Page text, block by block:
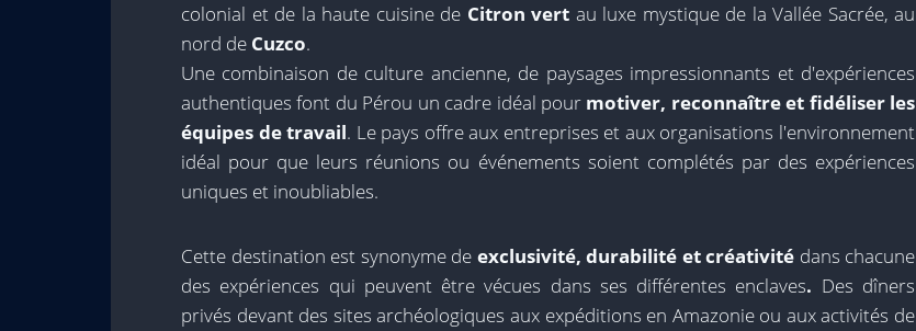
colonial et de la haute cuisine de Citron vert au luxe mystique de la Vallée Sacrée, au
nord de Cuzco.
Une combinaison de culture ancienne, de paysages impressionnants et d'expériences
authentiques font du Pérou un cadre idéal pour motiver, reconnaître et fidéliser les
équipes de travail. Le pays offre aux entreprises et aux organisations l'environnement
idéal pour que leurs réunions ou événements soient complétés par des expériences
uniques et inoubliables.
Cette destination est synonyme de exclusivité, durabilité et créativité dans chacune
des expériences qui peuvent être vécues dans ses différentes enclaves. Des dîners
privés devant des sites archéologiques aux expéditions en Amazonie ou aux activités de